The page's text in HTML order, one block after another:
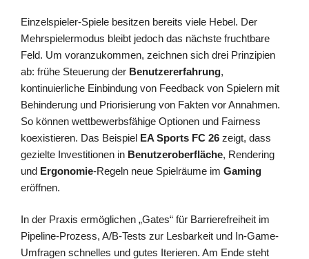
Einzelspieler-Spiele besitzen bereits viele Hebel. Der
Mehrspielermodus bleibt jedoch das nächste fruchtbare
Feld. Um voranzukommen, zeichnen sich drei Prinzipien
ab: frühe Steuerung der Benutzererfahrung,
kontinuierliche Einbindung von Feedback von Spielern mit
Behinderung und Priorisierung von Fakten vor Annahmen.
So können wettbewerbsfähige Optionen und Fairness
koexistieren. Das Beispiel EA Sports FC 26 zeigt, dass
gezielte Investitionen in Benutzeroberfläche, Rendering
und Ergonomie-Regeln neue Spielräume im Gaming
eröffnen.
In der Praxis ermöglichen „Gates“ für Barrierefreiheit im
Pipeline-Prozess, A/B-Tests zur Lesbarkeit und In-Game-
Umfragen schnelles und gutes Iterieren. Am Ende steht